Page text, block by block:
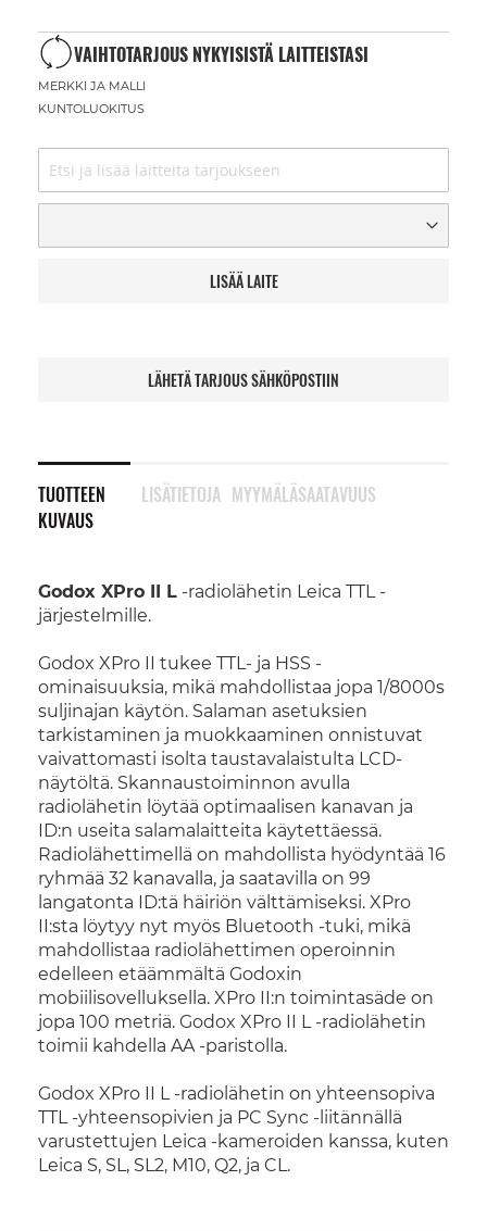
VAIHTOTARJOUS NYKYISISTÄ LAITTEISTASI
MERKKI JA MALLI
KUNTOLUOKITUS
LISÄÄ LAITE
LÄHETÄ TARJOUS SÄHKÖPOSTIIN
TUOTTEEN
KUVAUS
Godox XPro II L -radiolähetin Leica TTL -
järjestelmille.
Godox XPro II tukee TTL- ja HSS -
ominaisuuksia, mikä mahdollistaa jopa 1/8000s
suljinajan käytön. Salaman asetuksien
tarkistaminen ja muokkaaminen onnistuvat
vaivattomasti isolta taustavalaistulta LCD-
näytöltä. Skannaustoiminnon avulla
radiolähetin löytää optimaalisen kanavan ja
ID:n useita salamalaitteita käytettäessä.
Radiolähettimellä on mahdollista hyödyntää 16
ryhmää 32 kanavalla, ja saatavilla on 99
langatonta ID:tä häiriön välttämiseksi. XPro
II:sta löytyy nyt myös Bluetooth -tuki, mikä
mahdollistaa radiolähettimen operoinnin
edelleen etäämmältä Godoxin
mobiilisovelluksella. XPro II:n toimintasäde on
jopa 100 metriä. Godox XPro II L -radiolähetin
toimii kahdella AA -paristolla.
Godox XPro II L -radiolähetin on yhteensopiva
TTL -yhteensopivien ja PC Sync -liitännällä
varustettujen Leica -kameroiden kanssa, kuten
Leica S, SL, SL2, M10, Q2, ja CL.
LISÄTIETOJA MYYMÄLÄSAATAVUUS